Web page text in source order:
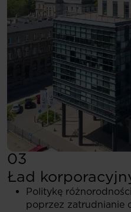
03
Ład
Politykę
poprzez zatrudnianie